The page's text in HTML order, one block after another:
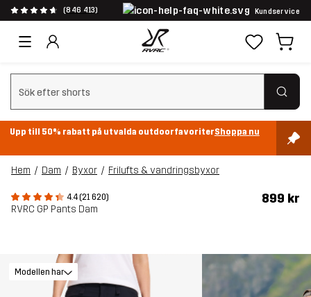
(846 413) Kundservice
Rensa sök
Upp till 50% rabatt på utvalda outdoorfavoriterShoppa nu
Hem Dam Byxor Frilufts & vandringsbyxor
4.4 (21 620)
RVRC GP Pants Dam
899 kr
Modellen har